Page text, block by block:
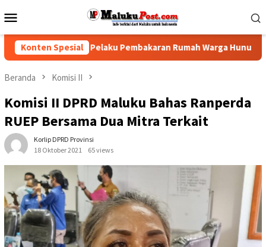
ke
Mobile
Konten Spesial
Polisi Tindak Pelaku Pembakaran Rumah Warga Hunuth
Beranda Komisi II
Komisi II DPRD Maluku Bahas Ranperda
RUEP Bersama Dua Mitra Terkait
Korlip DPRD Provinsi
18 Oktober 2021
65 views